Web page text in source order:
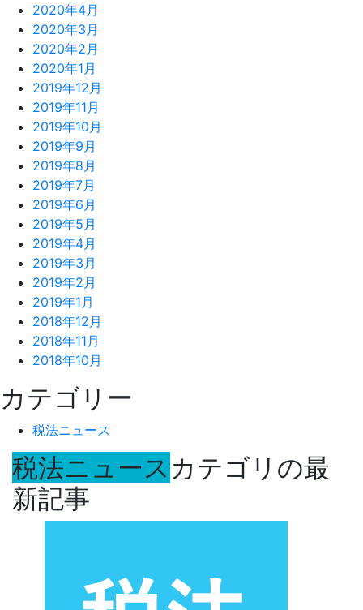
2020年4月
2020年3月
2020年2月
2020年1月
2019年12月
2019年11月
2019年10月
2019年9月
2019年8月
2019年7月
2019年6月
2019年5月
2019年4月
2019年3月
2019年2月
2019年1月
2018年12月
2018年11月
2018年10月
カテゴリー
税法ニュース
税法ニュース カテゴリの最
新記事